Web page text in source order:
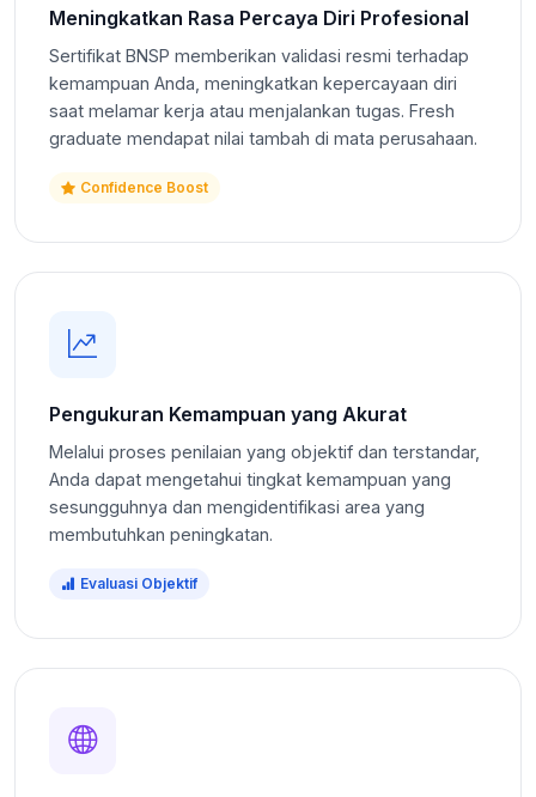
Meningkatkan Rasa Percaya Diri Profesional
Sertifikat BNSP memberikan validasi resmi terhadap
kemampuan Anda, meningkatkan kepercayaan diri
saat melamar kerja atau menjalankan tugas. Fresh
graduate mendapat nilai tambah di mata perusahaan.
Confidence Boost
Pengukuran Kemampuan yang Akurat
Melalui proses penilaian yang objektif dan terstandar,
Anda dapat mengetahui tingkat kemampuan yang
sesungguhnya dan mengidentifikasi area yang
membutuhkan peningkatan.
Evaluasi Objektif